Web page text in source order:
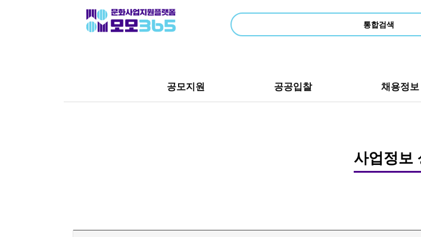
공모지원 공공입찰 채용정보
사업정보